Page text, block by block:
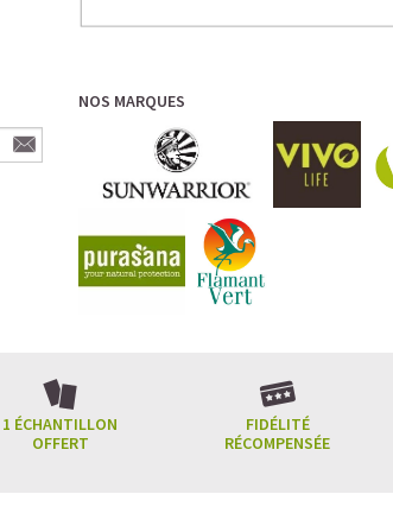
NOS MARQUES
1 ÉCHANTILLON
OFFERT
FIDÉLITÉ
RÉCOMPENSÉE